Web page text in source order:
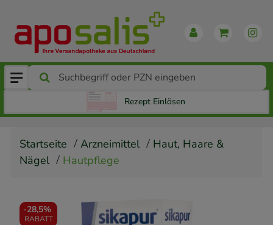
Rezept Einlösen
Startseite Arzneimittel
Haut, Haare &
Nägel
Hautpflege
-28,5%
RABATT